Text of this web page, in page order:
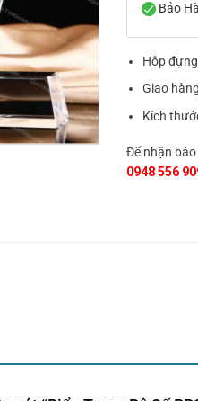
Bảo
Hộp
Giao
Kích
Để nhận
0948 556